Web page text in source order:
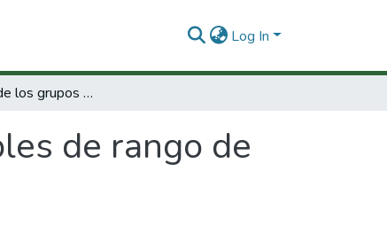
Log In
Clasificación de los grupos simples de rango de Morley finito
de rango de